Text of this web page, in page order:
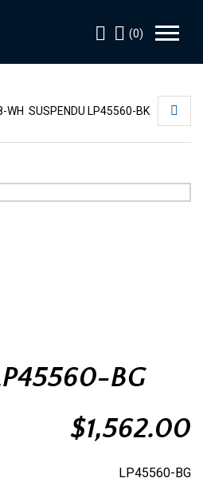
(0)
WH SUSPENDU LP45560-BK
BG
$1,562.00
LP45560-BG